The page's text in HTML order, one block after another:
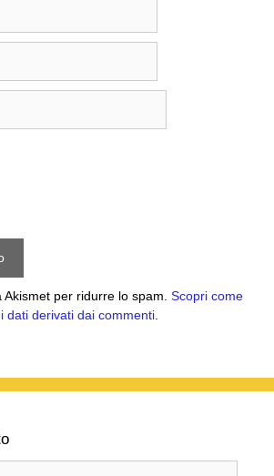
Akismet per ridurre lo spam. Scopri come
dati derivati dai commenti.